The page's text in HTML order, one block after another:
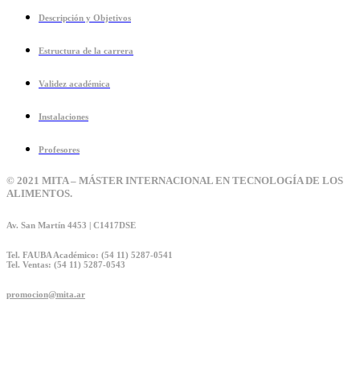
Descripción y Objetivos
Estructura de la carrera
Validez académica
Instalaciones
Profesores
© 2021 MITA – MÁSTER INTERNACIONAL EN TECNOLOGÍA DE LOS
ALIMENTOS.
Av. San Martín 4453 | C1417DSE
Tel. FAUBA Académico: (54 11) 5287-0541
Tel. Ventas: (54 11) 5287-0543
promocion@mita.ar